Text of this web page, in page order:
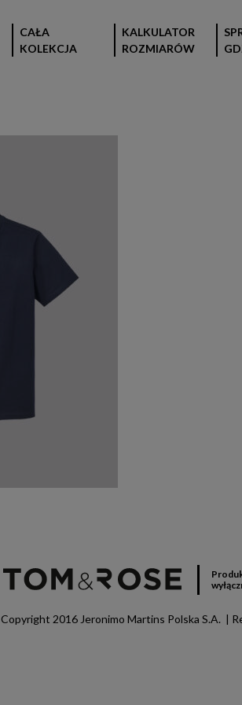
CAŁA
KOLEKCJA
KALKULATOR
ROZMIARÓW
Copyright 2016 Jeronimo Martins Polska S.A.